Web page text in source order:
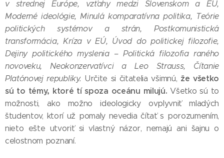
v strednej Európe, vzťahy medzi Slovenskom a EÚ,
Moderné ideológie, Minulá komparatívna politika, Teórie
politických systémov a strán, Postkomunistická
transformácia, Kríza v EÚ, Úvod do politickej filozofie,
Dejiny politického myslenia – Politická filozofia raného
novoveku, Neokonzervatívci a Leo Strauss, Čítanie
Platónovej republiky. Určite si čitatelia všimnú, že všetko
sú to témy, ktoré tí spoza oceánu milujú. Všetko sú to
možnosti, ako možno ideologicky ovplyvniť mladých
študentov, ktorí už pomaly nevedia čítať s porozumením,
nieto ešte utvoriť si vlastný názor, nemajú ani šajnu o
celostnom poznaní.